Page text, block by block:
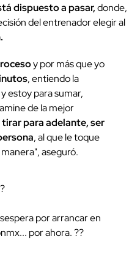
dispuesto a pasar,donde,
del entrenador elegir al
y por más que yo
, entiendo la
estoy para sumar,
de la mejor
para adelante, ser
, al que le toque
aseguró.
por arrancar en
por ahora. ??